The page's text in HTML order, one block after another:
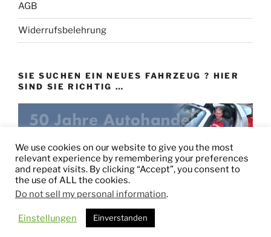
AGB
Widerrufsbelehrung
SIE SUCHEN EIN NEUES FAHRZEUG ? HIER
SIND SIE RICHTIG …
eu-autovertrieb.de
Stolz präsentiert von WordPress
We use cookies on our website to give you the most
relevant experience by remembering your preferences
and repeat visits. By clicking “Accept”, you consent to
the use of ALL the cookies.
Do not sell my personal information.
Einstellungen Einverstanden